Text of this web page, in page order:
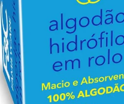
papel
cerveja